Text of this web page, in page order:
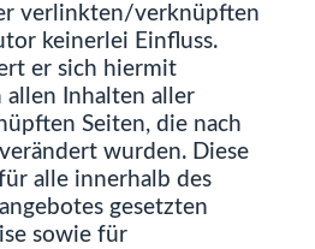
verlinkten/verknüpften
keinerlei Einfluss.
er sich hiermit
allen Inhalten aller
Seiten, die nach
wurden. Diese
alle innerhalb des
gesetzten
sowie für